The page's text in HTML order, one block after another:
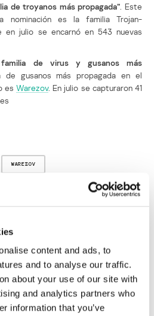
content and ads, to
and to analyse our traffic.
about your use of our site with
and analytics partners who
information that you’ve
de troyanos más propagada” . Este
es la familia Trojan-
en julio se encarnó en 543 nuevas
de virus y gusanos más
de gusanos más propagada en el
es Warezov. En julio se capturaron 41
WAREZOV
no será publicada.
marcados con*